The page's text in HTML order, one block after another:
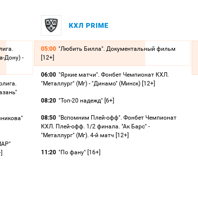
Дону) -
КХЛ PRIME
05:00 "Любить Билла". Документальный фильм
[12+]
06:00 "Яркие матчи". Фонбет Чемпионат КХЛ.
"Металлург" (Мг) - "Динамо" (Минск) [12+]
08:20 "Топ-20 надежд" [6+]
08:50 "Вспомним Плей-офф". Фонбет Чемпионат
КХЛ. Плей-офф. 1/2 финала. "Ак Барс" -
"Металлург" (Мг). 4-й матч [12+]
11:20 "По фану" [16+]